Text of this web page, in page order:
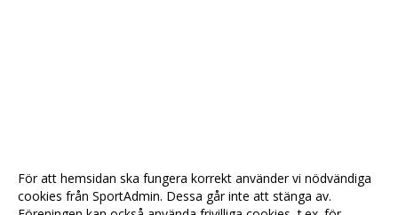
För att hemsidan ska fungera korrekt använder vi nödvändiga
cookies från SportAdmin. Dessa går inte att stänga av.